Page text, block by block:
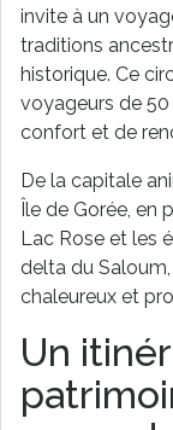
invite à un
traditions
historique. Ce
voyageurs de 50
confort et de
De la capitale
Île de Gorée, en
Lac Rose et les
delta du
chaleureux et
Un